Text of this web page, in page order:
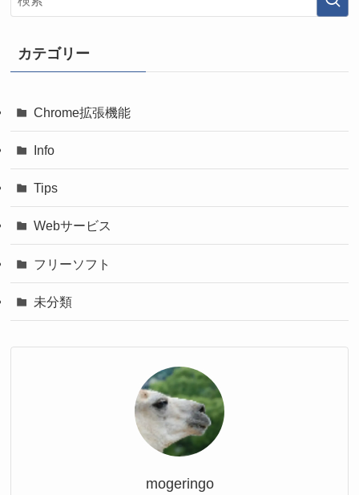
カテゴリー
Chrome拡張機能
Info
Tips
Webサービス
フリーソフト
未分類
mogeringo